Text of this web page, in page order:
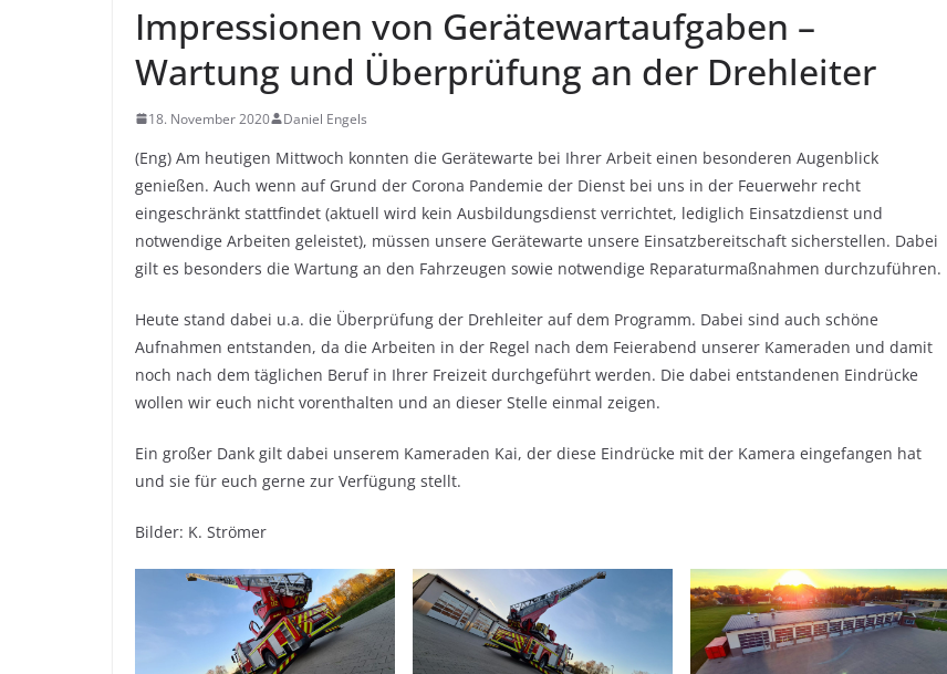
Impressionen von Gerätewartaufgaben –
Wartung und Überprüfung an der Drehleiter
18. November 2020 Daniel Engels
(Eng) Am heutigen Mittwoch konnten die Gerätewarte bei Ihrer Arbeit einen besonderen Augenblick
genießen. Auch wenn auf Grund der Corona Pandemie der Dienst bei uns in der Feuerwehr recht
eingeschränkt stattfindet (aktuell wird kein Ausbildungsdienst verrichtet, lediglich Einsatzdienst und
notwendige Arbeiten geleistet), müssen unsere Gerätewarte unsere Einsatzbereitschaft sicherstellen. Dabei
gilt es besonders die Wartung an den Fahrzeugen sowie notwendige Reparaturmaßnahmen durchzuführen.
Heute stand dabei u.a. die Überprüfung der Drehleiter auf dem Programm. Dabei sind auch schöne
Aufnahmen entstanden, da die Arbeiten in der Regel nach dem Feierabend unserer Kameraden und damit
noch nach dem täglichen Beruf in Ihrer Freizeit durchgeführt werden. Die dabei entstandenen Eindrücke
wollen wir euch nicht vorenthalten und an dieser Stelle einmal zeigen.
Ein großer Dank gilt dabei unserem Kameraden Kai, der diese Eindrücke mit der Kamera eingefangen hat
und sie für euch gerne zur Verfügung stellt.
Bilder: K. Strömer